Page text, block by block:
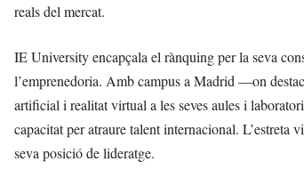
reals del mercat.
IE University encapçala el rànquing per la seva
l’emprenedoria. Amb campus a Madrid —on
artificial i realitat virtual a les seves aules i
capacitat per atraure talent internacional. L’estreta
seva posició de lideratge.